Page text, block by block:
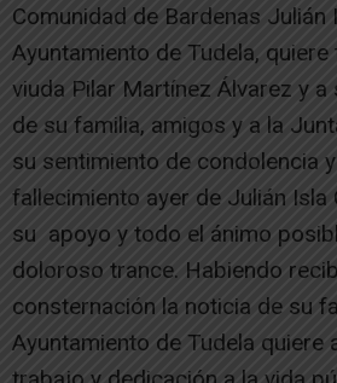
Comunidad de Bardenas Julián
Ayuntamiento de Tudela,
viuda Pilar Martínez Álvarez y
de su familia, amigos y a la
su sentimiento de condolencia
fallecimiento ayer de Julián Isla
su apoyo y todo el ánimo
doloroso trance. Habiendo
consternación la noticia de su
Ayuntamiento de Tudela quiere